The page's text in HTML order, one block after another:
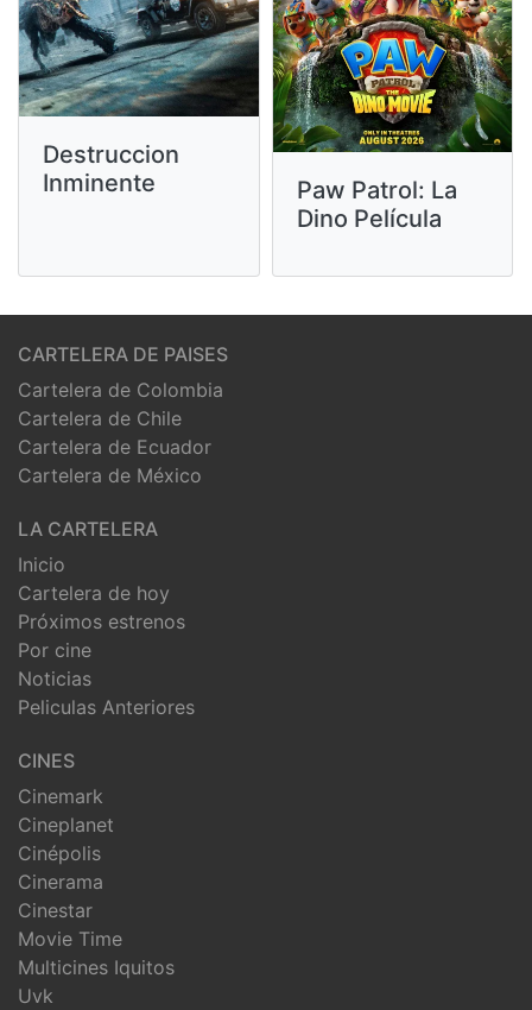
Destruccion
Inminente
Paw Patrol: La
Dino Película
CARTELERA DE PAISES
Cartelera de Colombia
Cartelera de Chile
Cartelera de Ecuador
Cartelera de México
LA CARTELERA
Inicio
Cartelera de hoy
Próximos estrenos
Por cine
Noticias
Peliculas Anteriores
CINES
Cinemark
Cineplanet
Cinépolis
Cinerama
Cinestar
Movie Time
Multicines Iquitos
Uvk